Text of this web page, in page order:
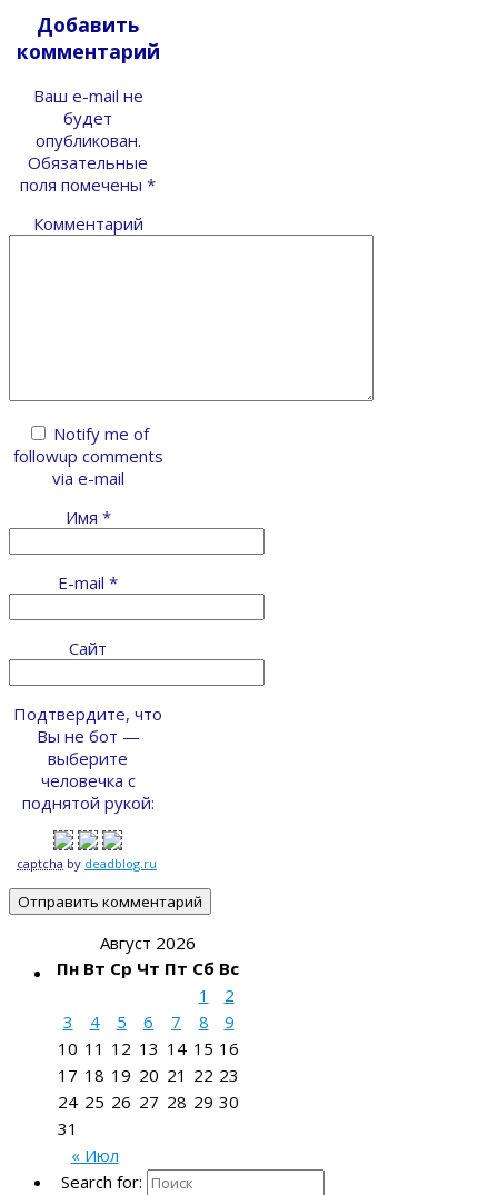
Добавить
комментарий
Ваш e-mail не
будет
опубликован.
Обязательные
поля помечены *
Комментарий
Notify me of
followup comments
via e-mail
Имя *
E-mail *
Сайт
Подтвердите, что
Вы не бот —
выберите
человечка с
поднятой рукой:
captcha by deadblog.ru
Август 2026
Пн Вт Ср Чт Пт Сб Вс
« Июл
1
2
3
4 5 6 7 8
9
10 11 12 13 14 15 16
17 18 19 20 21 22 23
24 25 26 27 28 29 30
31
Search for: